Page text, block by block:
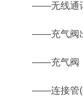
——无线通讯
——充气阀
——充气阀：
——连接管(短